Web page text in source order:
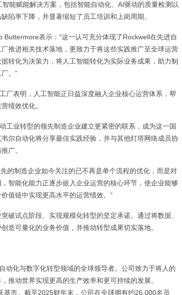
能赋能解决方案，包括智能自动化、AI驱动的质量检测以
陷率下降，并显著缩短了员工培训和上岗周期。
表示：“这一认可充分体现了Rockwell在先进自
推进相关技术落地，更致力于将这些实践推广至全球运营
转化为决策力，将人工智能转化为实际业务成果，助力制
。”
厂表明，人工智能正日益深度融入企业核心运营体系，帮
绩效优化。
工业转型的领先制造企业建立更紧密的联系，成为这一国
尔自动化将分享最佳实践经验，并与其他灯塔网络成员协
广。
的制造企业如今关注的已不再是单个流程的优化，而是对
智能化能力正逐步嵌入企业运营的核心环节，使企业能够
值链中实现更高水平的运营绩效。”
破试点阶段、实现规模化转型的坚定承诺。通过将数据、
造可量化的业务价值，并推动转型成果切实落地。
动化与数字化转型领域的全球领导者。公司致力于将人的
推动世界实现更高的生产效率和更可持续的发展。
市。截至2025财年末，公司在全球拥有约26,000名员